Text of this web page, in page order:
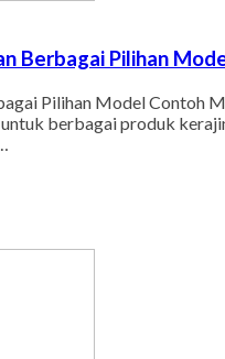
Berbagai Pilihan
Pilihan Model Contoh
berbagai produk